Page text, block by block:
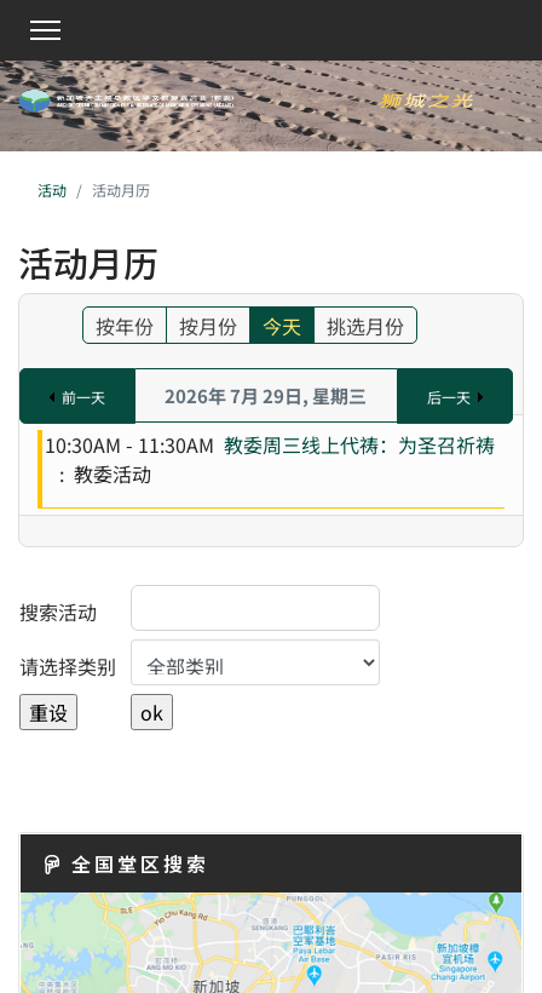
活动 活动月历
活动月历
按年份 按月份 今天 挑选月份
前一天 2026年 7月 29日, 星期三 后一天
10:30AM - 11:30AM 教委周三线上代祷：为圣召祈祷
: 教委活动
搜索活动
请选择类别
Select a Category to filter list
全国堂区搜索